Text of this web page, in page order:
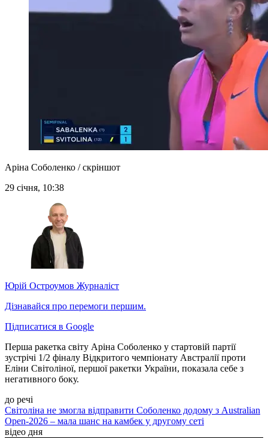
Аріна Соболенко / скріншот
29 січня, 10:38
Юрій Остроумов Журналіст
Дізнавайся про перемоги першим.
Підписатися в Google
Перша ракетка світу Аріна Соболенко у стартовій партії
зустрічі 1/2 фіналу Відкритого чемпіонату Австралії проти
Еліни Світоліної, першої ракетки України, показала себе з
негативного боку.
до речі
Світоліна не змогла відправити Соболенко додому з Australian
Open-2026 – мала шанс на камбек у другому сеті
відео дня